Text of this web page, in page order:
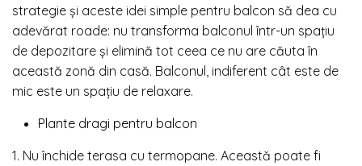
strategie și aceste idei simple pentru balcon să dea cu
adevărat roade: nu transforma balconul într-un spațiu
de depozitare și elimină tot ceea ce nu are căuta în
această zonă din casă. Balconul, indiferent cât este de
mic este un spațiu de relaxare.
Plante dragi pentru balcon
1. Nu închide terasa cu termopane. Această poate fi